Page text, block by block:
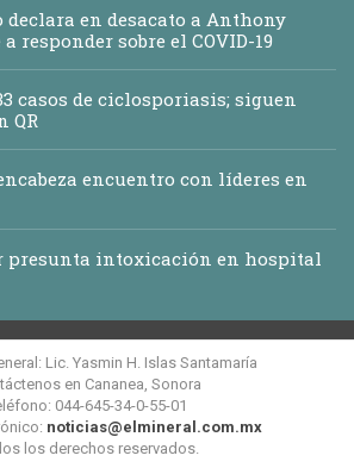
declara en desacato a Anthony
responder sobre el COVID-19
casos de ciclosporiasis; siguen
QR
encuentro con líderes en
presunta intoxicación en hospital
Lic. Yasmin H. Islas Santamaría
en Cananea, Sonora
044-645-34-0-55-01
noticias@elmineral.com.mx
los derechos reservados.